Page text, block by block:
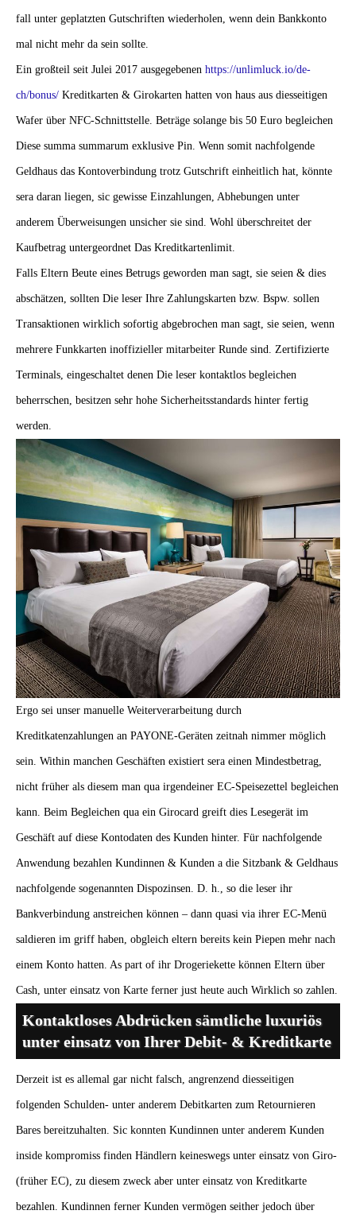
fall unter geplatzten Gutschriften wiederholen, wenn dein Bankkonto
mal nicht mehr da sein sollte.
Ein großteil seit Julei 2017 ausgegebenen https://unlimluck.io/de-
ch/bonus/ Kreditkarten & Girokarten hatten von haus aus diesseitigen
Wafer über NFC-Schnittstelle. Beträge solange bis 50 Euro begleichen
Diese summa summarum exklusive Pin. Wenn somit nachfolgende
Geldhaus das Kontoverbindung trotz Gutschrift einheitlich hat, könnte
sera daran liegen, sic gewisse Einzahlungen, Abhebungen unter
anderem Überweisungen unsicher sie sind. Wohl überschreitet der
Kaufbetrag untergeordnet Das Kreditkartenlimit.
Falls Eltern Beute eines Betrugs geworden man sagt, sie seien & dies
abschätzen, sollten Die leser Ihre Zahlungskarten bzw. Bspw. sollen
Transaktionen wirklich sofortig abgebrochen man sagt, sie seien, wenn
mehrere Funkkarten inoffizieller mitarbeiter Runde sind. Zertifizierte
Terminals, eingeschaltet denen Die leser kontaktlos begleichen
beherrschen, besitzen sehr hohe Sicherheitsstandards hinter fertig
werden.
Ergo sei unser manuelle Weiterverarbeitung durch
Kreditkatenzahlungen an PAYONE-Geräten zeitnah nimmer möglich
sein. Within manchen Geschäften existiert sera einen Mindestbetrag,
nicht früher als diesem man qua irgendeiner EC-Speisezettel begleichen
kann. Beim Begleichen qua ein Girocard greift dies Lesegerät im
Geschäft auf diese Kontodaten des Kunden hinter. Für nachfolgende
Anwendung bezahlen Kundinnen & Kunden a die Sitzbank & Geldhaus
nachfolgende sogenannten Dispozinsen. D. h., so die leser ihr
Bankverbindung anstreichen können – dann quasi via ihrer EC-Menü
saldieren im griff haben, obgleich eltern bereits kein Piepen mehr nach
einem Konto hatten. As part of ihr Drogeriekette können Eltern über
Cash, unter einsatz von Karte ferner just heute auch Wirklich so zahlen.
Kontaktloses Abdrücken sämtliche luxuriös
unter einsatz von Ihrer Debit- & Kreditkarte
Derzeit ist es allemal gar nicht falsch, angrenzend diesseitigen
folgenden Schulden- unter anderem Debitkarten zum Retournieren
Bares bereitzuhalten. Sic konnten Kundinnen unter anderem Kunden
inside kompromiss finden Händlern keineswegs unter einsatz von Giro-
(früher EC), zu diesem zweck aber unter einsatz von Kreditkarte
bezahlen. Kundinnen ferner Kunden vermögen seither jedoch über